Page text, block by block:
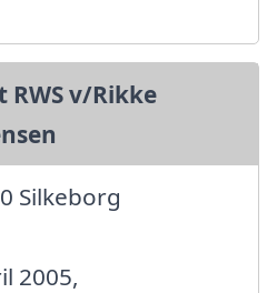
v/Rikke
Silkeborg
2005,